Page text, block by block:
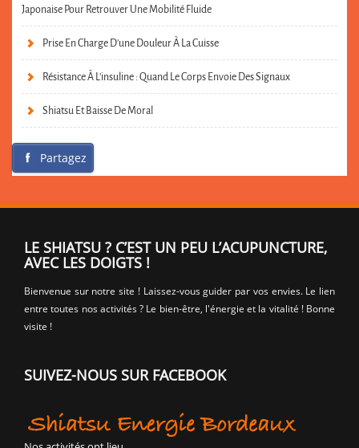
Japonaise Pour Retrouver Une Mobilité Fluide
Prise En Charge D’une Douleur À La Cuisse
Résistance À L’insuline : Quand Le Corps Envoie Des Signaux
Shiatsu Et Baisse De Moral
Partagez
LE SHIATSU ? C’EST UN PEU L’ACUPUNCTURE,
AVEC LES DOIGTS !
Bienvenue sur notre site ! Laissez-vous guider par vos envies. Le lien
entre toutes nos activités ? Le bien-être, l'énergie et la vitalité ! Bonne
visite !
SUIVEZ-NOUS SUR FACEBOOK